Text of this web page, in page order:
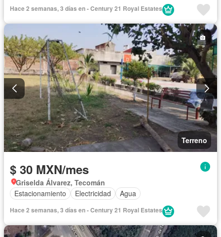
Hace 2 semanas, 3 días en - Century 21 Royal Estates
Terreno
$ 30 MXN/mes
Griselda Álvarez, Tecomán
Estacionamiento
Electricidad Agua
Hace 2 semanas, 3 días en - Century 21 Royal Estates